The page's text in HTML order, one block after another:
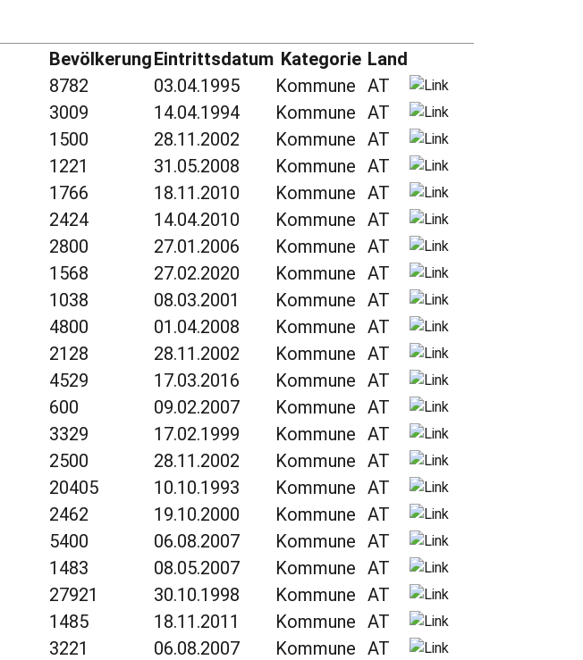
BevölkerungEintrittsdatum Kategorie Land
8782 03.04.1995 Kommune AT
3009 14.04.1994 Kommune AT
1500 28.11.2002 Kommune AT
1221 31.05.2008 Kommune AT
1766 18.11.2010 Kommune AT
2424 14.04.2010 Kommune AT
2800 27.01.2006 Kommune AT
1568 27.02.2020 Kommune AT
1038 08.03.2001 Kommune AT
4800 01.04.2008 Kommune AT
2128 28.11.2002 Kommune AT
4529 17.03.2016 Kommune AT
600 09.02.2007 Kommune AT
3329 17.02.1999 Kommune AT
2500 28.11.2002 Kommune AT
20405 10.10.1993 Kommune AT
2462 19.10.2000 Kommune AT
5400 06.08.2007 Kommune AT
1483 08.05.2007 Kommune AT
27921 30.10.1998 Kommune AT
1485 18.11.2011 Kommune AT
3221 06.08.2007 Kommune AT